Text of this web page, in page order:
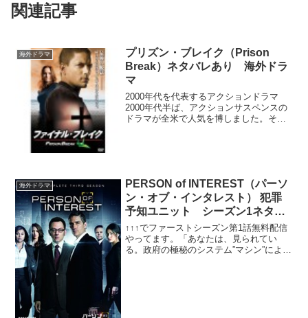
関連記事
海外ドラマ
プリズン・ブレイク（Prison
Break）ネタバレあり 海外ドラ
マ
2000年代を代表するアクションドラマ
2000年代半ば、アクションサスペンスの
ドラマが全米で人気を博しました。その
海外ドラマ
PERSON of INTEREST（パーソ
ン・オブ・インタレスト） 犯罪
予知ユニット シーズン1ネタば
れ
↑↑↑でファーストシーズン第1話無料配信
やってます。「あなたは、見られてい
る。政府の極秘のシステム”マシン”によっ